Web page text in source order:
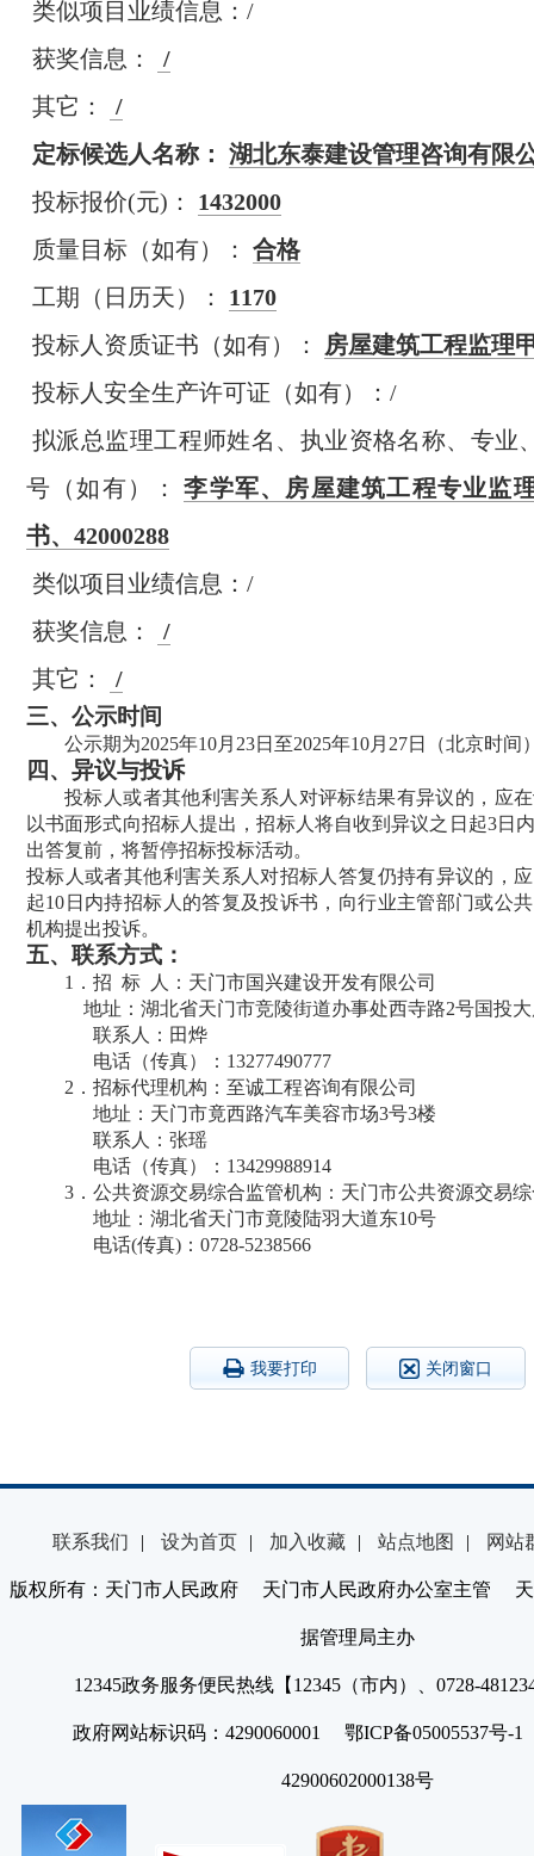
类似项目业绩信息：/
获奖信息：
/
其它：
/
定标候选人名称： 湖北东泰建设管理咨询有限
投标报价(元)：
1432000
质量目标（如有）：
合格
工期（日历天）：
1170
投标人资质证书（如有）：
房屋建筑工程监理
投标人安全生产许可证（如有）：/
拟派总监理工程师姓名、执业资格名称、专业
号（如有）：
李学军、房屋建筑工程专业监
书、42000288
类似项目业绩信息：/
获奖信息：
/
其它：
/
三、公示时间
公示期为2025年10月23日至2025年10月27日（北京时间
四、 异议与投诉
投标人或者其他利害关系人对评标结果有异议的，应
以书面形式向招标人提出，招标人将自收到异议之日起3日
出答复前，将暂停招标投标活动。
投标人或者其他利害关系人对招标人答复仍持有异议的，
起10 日内持招标人的答复及投诉书，向行业主管部门或公
机构提出投诉。
五、 联系方式：
1 ．招 标
人：天门市国兴建设开发有限公司
地址：湖北省天门市竞陵街道办事处西寺路2号国投大
联系人：田烨
电话（传真）：13277490777
2 ．招标代理机构：至诚工程咨询有限公司
地址：天门市竟西路汽车美容市场3号3楼
联系人：张瑶
电话（传真）：13429988914
3 ． 公共资源交易综合监管机构：天门市公共资源交易
地址：湖北省天门市竟陵陆羽大道东10号
电话(传真)： 0728-5238566
我要打印 关闭窗口
联系我们 | 设为首页 | 加入收藏 | 站点地图 | 网站
版权所有：天门市人民政府 天门市人民政府办公室主管 天
据管理局主办
12345政务服务便民热线【12345（市内）、0728-
政府网站标识码：4290060001 鄂ICP备05005537号
42900602000138号